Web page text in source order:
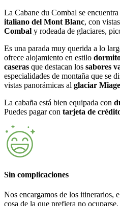
La Cabane du Combal se encuentra
italiano del Mont Blanc, con
Combal y rodeada de glaciares,
Es una parada muy querida a lo
ofrece alojamiento en estilo
caseras que destacan los sabores
especialidades de montaña que se
vistas panorámicas al glaciar Miage
La cabaña está bien equipada con
Puedes pagar con tarjeta de
Sin complicaciones
Nos encargamos de los itinerarios,
cosa de la que prefiera no